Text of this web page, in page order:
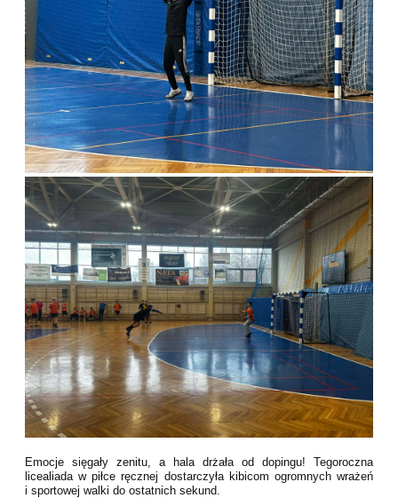
Emocje sięgały zenitu, a hala drżała od dopingu! Tegoroczna
licealiada w piłce ręcznej dostarczyła kibicom ogromnych wrażeń
i sportowej walki do ostatnich sekund.